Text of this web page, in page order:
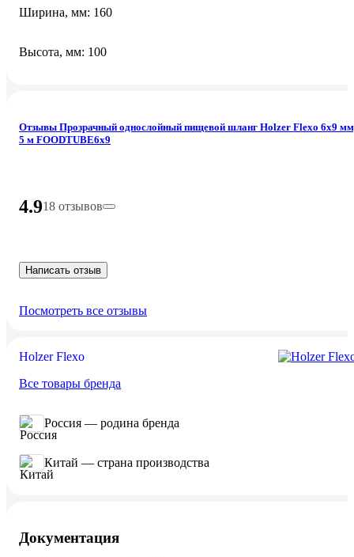
Ширина, мм: 160
Высота, мм: 100
Отзывы Прозрачный однослойный пищевой шланг Holzer Flexo 6x9
5 м FOODTUBE6x9
4.918 отзывов
Написать отзыв
Посмотреть все отзывы
Holzer Flexo
Все товары бренда
Россия — родина бренда
Китай — страна производства
Документация